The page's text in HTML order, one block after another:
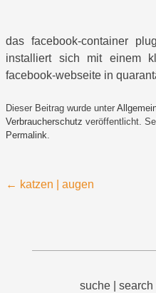
das facebook-container
installiert sich mit einem
facebook-webseite in
Dieser Beitrag wurde unter
Verbraucherschutz veröffentlicht.
Permalink.
Beitragsnavigation
← katzen | augen
suche | search